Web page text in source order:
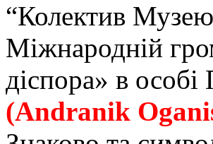
“Колектив Музею
Міжнародній
діспора» в
(Andranik